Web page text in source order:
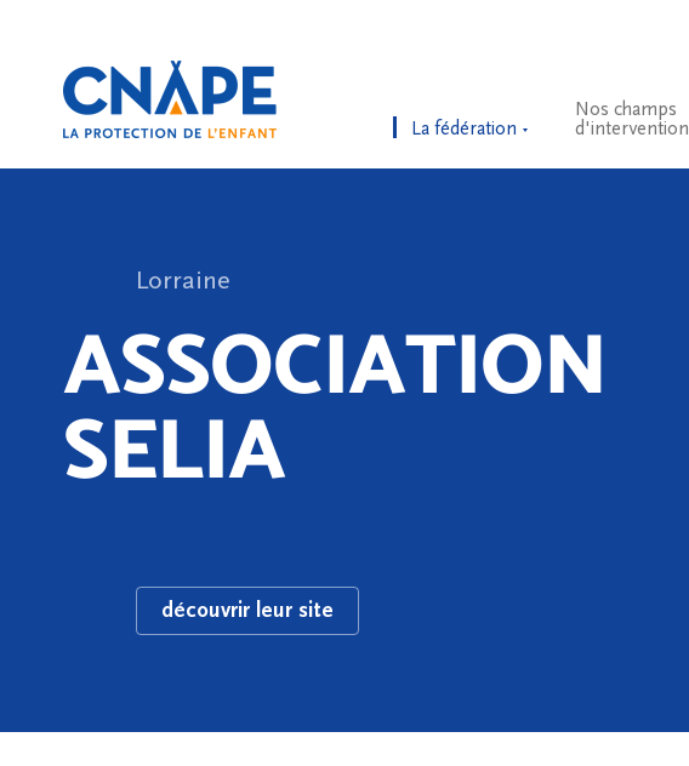
La fédération
Nos champs
d'intervention
Lorraine
ASSOCIATION
SELIA
découvrir leur site